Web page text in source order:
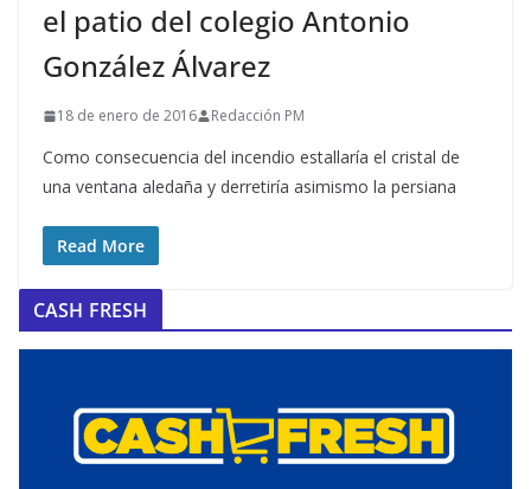
el patio del colegio Antonio
González Álvarez
18 de enero de 2016 Redacción PM
Como consecuencia del incendio estallaría el cristal de
una ventana aledaña y derretiría asimismo la persiana
Read More
CASH FRESH